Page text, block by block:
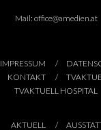
Mail: office@amedien.at
IMPRESSUM
KONTAKT
TVAKTUELL HOSPITAL
AKTUELL